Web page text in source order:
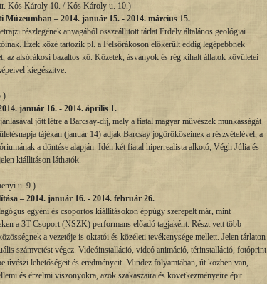
Kós Károly 10. / Kós Károly u. 10.)
Múzeumban – 2014. január 15. - 2014. március 15.
részlegének anyagából összeállitott tárlat Erdély általános geológiai
Ezek közé tartozik pl. a Felsőrákoson előkerült eddig legépebbnek
az alsórákosi bazaltos kő. Kőzetek, ásványok és rég kihalt állatok kövületei
kiegészitve.
január 16. - 2014. április 1.
jött létre a Barcsay-dij, mely a fiatal magyar művészek munkásságát
tájékán (január 14) adják Barcsay jogörököseinek a részvételével, a
a döntése alapján. Idén két fiatal hiperrealista alkotó, Végh Júlia és
kiállitáson láthatók.
u. 9.)
– 2014. január 16. - 2014. február 26.
egyéni és csoportos kiállitásokon éppúgy szerepelt már, mint
a 3T Csoport (NSZK) performans előadó tagjaként. Részt vett több
a vezetője is oktatói és közéleti tevékenysége mellett. Jelen tárlaton
számvetést végez. Videóinstalláció, videó animáció, térinstalláció, fotóprint
űvészi lehetőségeit és eredményeit. Mindez folyamtában, út közben van,
és érzelmi viszonyokra, azok szakaszaira és következményeire épit.